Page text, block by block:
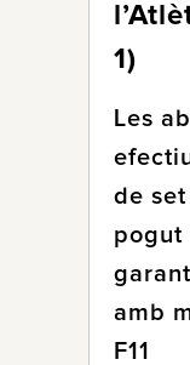
1)
Les
de
pogut
amb
F11